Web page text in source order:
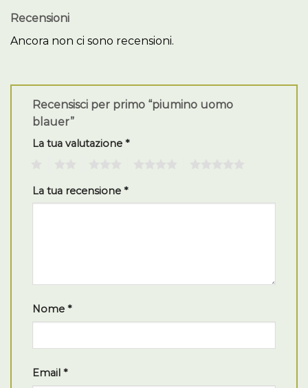
Recensioni
Ancora non ci sono recensioni.
Recensisci per primo “piumino uomo
blauer”
La tua valutazione *
La tua recensione *
Nome *
Email *